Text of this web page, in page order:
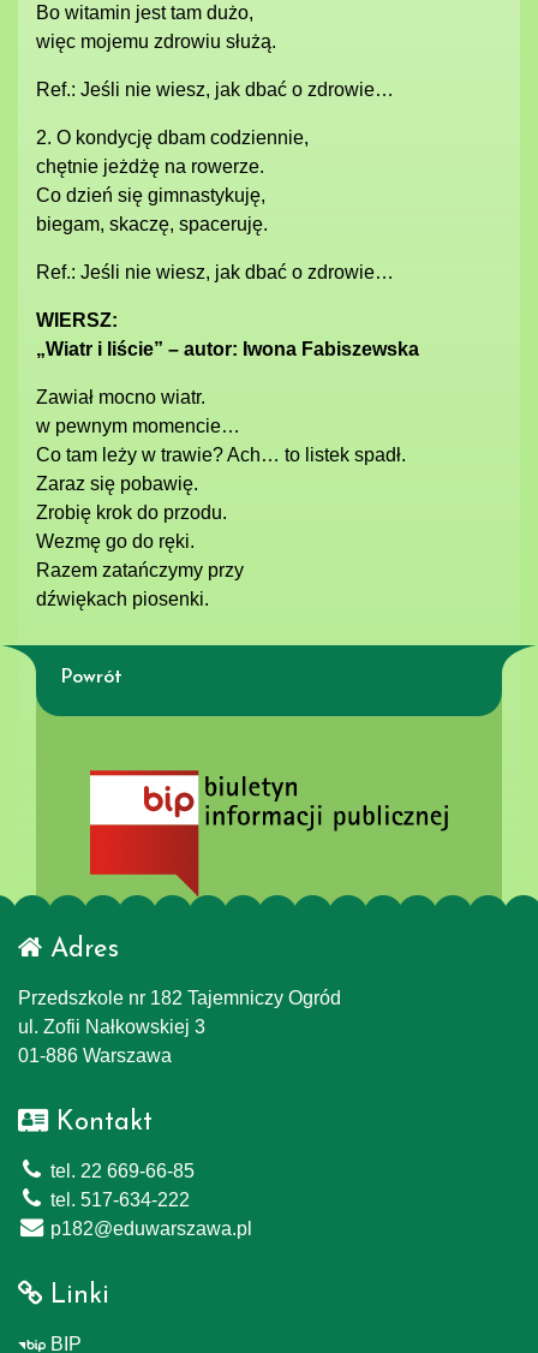
Bo witamin jest tam dużo,
więc mojemu zdrowiu służą.
Ref.: Jeśli nie wiesz, jak dbać o zdrowie…
2. O kondycję dbam codziennie,
chętnie jeżdżę na rowerze.
Co dzień się gimnastykuję,
biegam, skaczę, spaceruję.
Ref.: Jeśli nie wiesz, jak dbać o zdrowie…
WIERSZ:
„Wiatr i liście” – autor: Iwona Fabiszewska
Zawiał mocno wiatr.
w pewnym momencie…
Co tam leży w trawie? Ach… to listek spadł.
Zaraz się pobawię.
Zrobię krok do przodu.
Wezmę go do ręki.
Razem zatańczymy przy
dźwiękach piosenki.
Powrót
Adres
Przedszkole nr 182 Tajemniczy Ogród
ul. Zofii Nałkowskiej 3
01-886 Warszawa
Kontakt
tel. 22 669-66-85
tel. 517-634-222
p182@eduwarszawa.pl
Linki
BIP